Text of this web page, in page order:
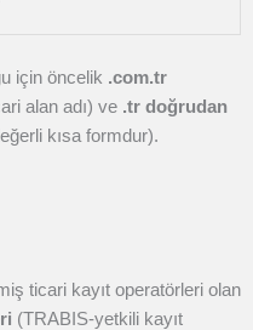
için öncelik .com.tr
alan adı) ve .tr doğrudan
kısa formdur).
ticari kayıt operatörleri olan
(TRABIS-yetkili kayıt